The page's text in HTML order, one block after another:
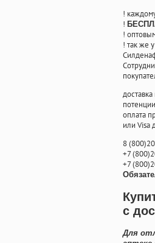
!
!
!
! так же
оплата
или Visa
8(800
+7(800
+7(800
с
Для